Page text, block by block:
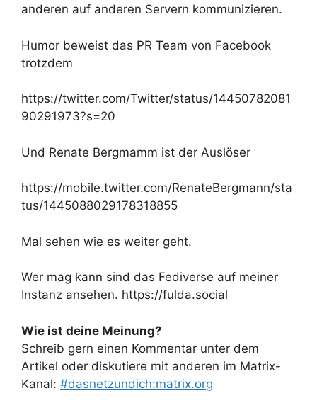
anderen auf anderen Servern kommunizieren.
Humor beweist das PR Team von Facebook
trotzdem
https://twitter.com/Twitter/status/14450782081
90291973?s=20
Und Renate Bergmamm ist der Auslöser
https://mobile.twitter.com/RenateBergmann/sta
tus/1445088029178318855
Mal sehen wie es weiter geht.
Wer mag kann sind das Fediverse auf meiner
Instanz ansehen. https://fulda.social
Wie ist deine Meinung?
Schreib gern einen Kommentar unter dem
Artikel oder diskutiere mit anderen im Matrix-
Kanal: #dasnetzundich:matrix.org